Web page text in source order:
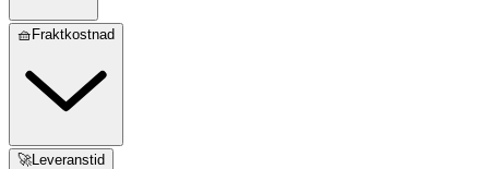
🧺Fraktkostnad
🚀Leveranstid